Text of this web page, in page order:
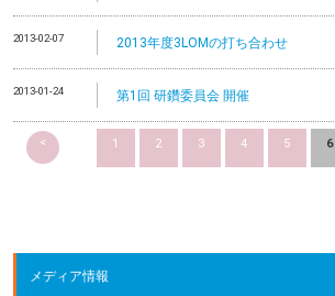
2013-02-07 2013年度3LOMの打ち合わせ
2013-01-24 第1回 研鑽委員会 開催
< 1 2 3 4 5 6
メディア情報